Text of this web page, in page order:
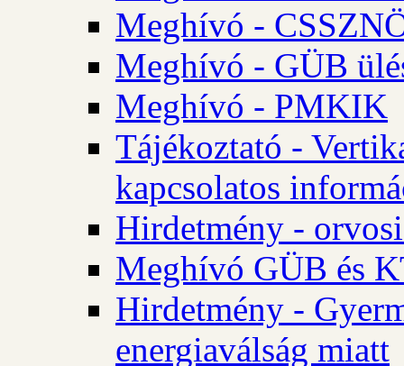
Meghívó -
Meghívó - GÜB
Meghívó - PMKIK
Tájékoztató -
kapcsolatos
Hirdetmény -
Meghívó GÜB és
Hirdetmény -
energiaválság miatt